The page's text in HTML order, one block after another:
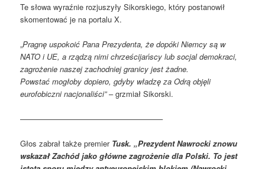
Te słowa wyraźnie rozjuszyły Sikorskiego, który postanowił
skomentować je na portalu X.
„Pragnę uspokoić Pana Prezydenta, że dopóki Niemcy są w
NATO i UE, a rządzą nimi chrześcijańscy lub socjal demokraci,
zagrożenie naszej zachodniej granicy jest żadne.
Powstać mogłoby dopiero, gdyby władzę za Odrą objęli
eurofobiczni nacjonaliści”– grzmiał Sikorski.
——————————————————–
Głos zabrał także premier Tusk. „Prezydent Nawrocki znowu
wskazał Zachód jako główne zagrożenie dla Polski. To jest